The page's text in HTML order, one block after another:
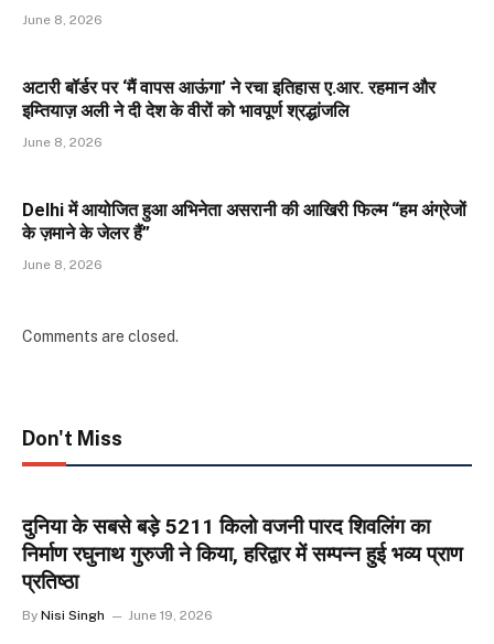
June 8, 2026
अटारी बॉर्डर पर ‘मैं वापस आऊंगा’ ने रचा इतिहास ए.आर. रहमान और
इम्तियाज़ अली ने दी देश के वीरों को भावपूर्ण श्रद्धांजलि
June 8, 2026
Delhi में आयोजित हुआ अभिनेता असरानी की आखिरी फिल्म “हम अंग्रेजों
के ज़माने के जेलर हैं”
June 8, 2026
Comments are closed.
Don't Miss
दुनिया के सबसे बड़े 5211 किलो वजनी पारद शिवलिंग का
निर्माण रघुनाथ गुरुजी ने किया, हरिद्वार में सम्पन्न हुई भव्य प्राण
प्रतिष्ठा
By Nisi Singh June 19, 2026